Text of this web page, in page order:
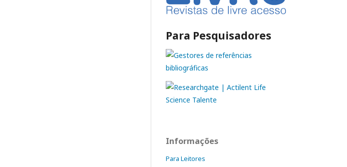
Para Pesquisadores
Informações
Para Leitores